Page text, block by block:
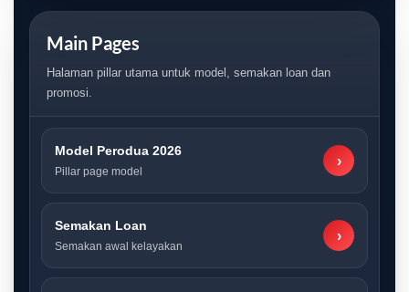
Main Pages
Halaman pillar utama untuk model, semakan loan dan
promosi.
Model Perodua 2026
Pillar page model
›
Semakan Loan
Semakan awal kelayakan
›